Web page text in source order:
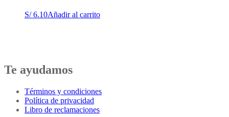
S/6.10Añadir al carrito
Te ayudamos
Términos y condiciones
Política de privacidad
Libro de reclamaciones